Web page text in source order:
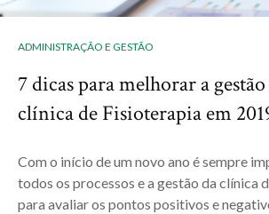
ADMINISTRAÇÃO E GESTÃO
7 dicas para melhorar a gestão
clínica de Fisioterapia em
Com o início de um novo ano é sempre
todos os processos e a gestão da clínica
para avaliar os pontos positivos e